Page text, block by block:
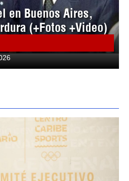
en Buenos Aires,
(+Fotos +Video)